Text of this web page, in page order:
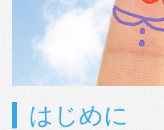
はじめに